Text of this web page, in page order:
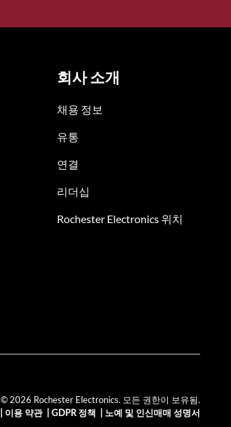
회사 소개
채용 정보
유통
연결
리더십
Rochester Electronics 위치
© 2026 Rochester Electronics. 모든 권한이 보유됨.
이용 약관| GDPR 정책 노예 및 인신매매 성명서